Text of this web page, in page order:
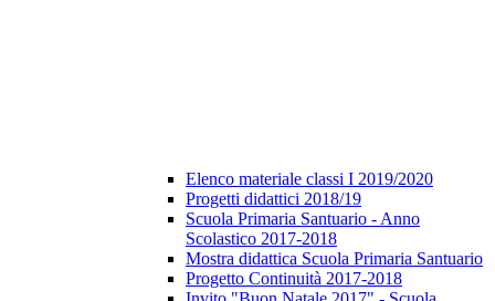
Elenco materiale classi I 2019/2020
Progetti didattici 2018/19
Scuola Primaria Santuario - Anno
Scolastico 2017-2018
Mostra didattica Scuola Primaria Santuario
Progetto Continuità 2017-2018